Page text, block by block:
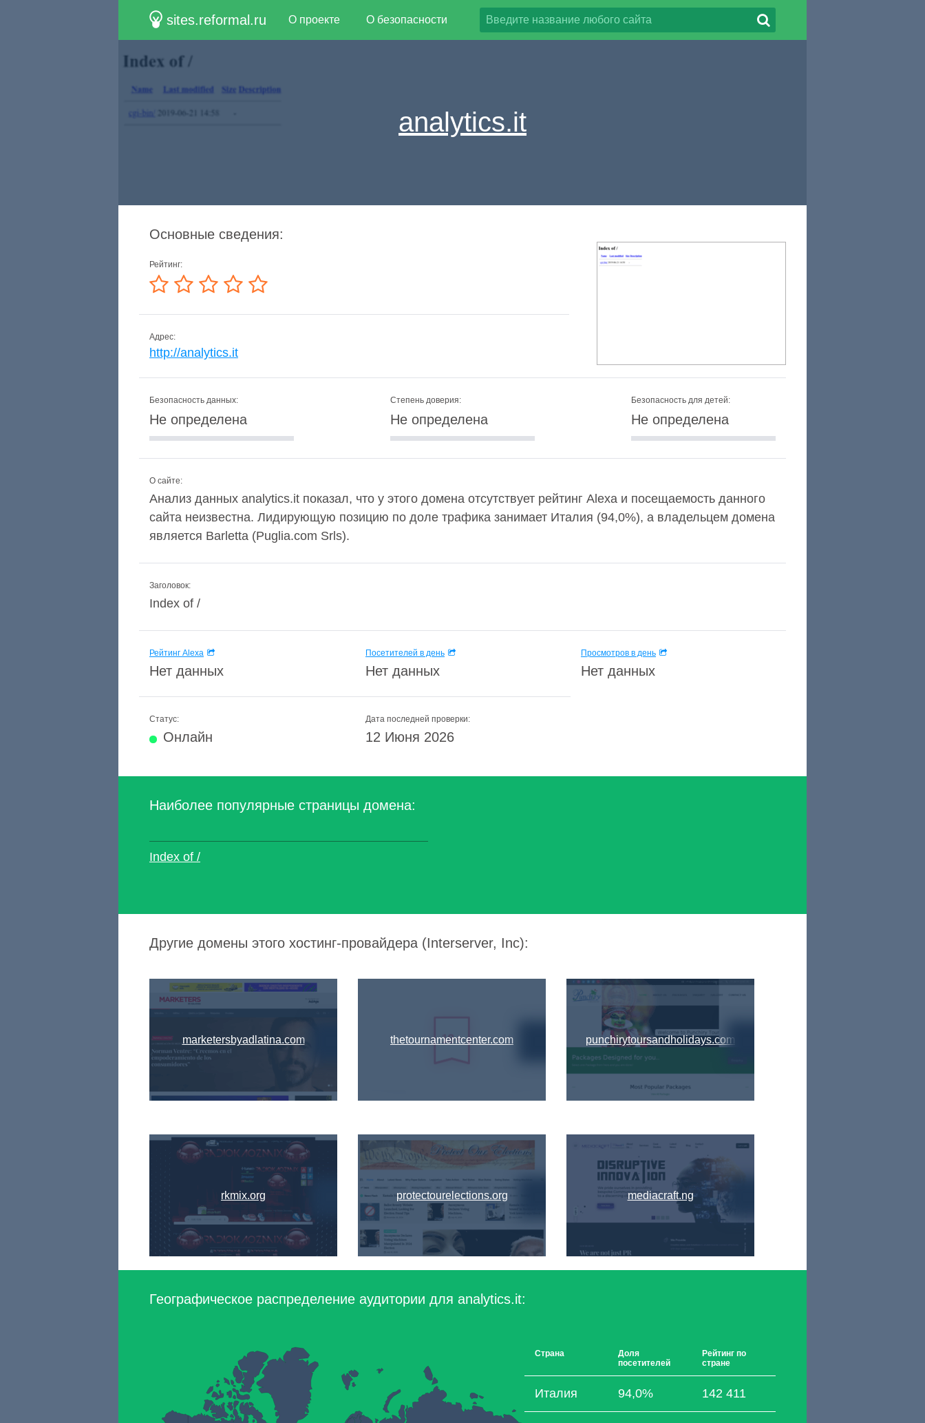
sites.reformal.ru О проекте О безопасности
analytics.it
Основные сведения:
Рейтинг:
Адрес:
http://analytics.it
Безопасность данных:
Не определена
Степень доверия:
Не определена
Безопасность для детей:
Не определена
О сайте:
Анализ данных analytics.it показал, что у этого домена отсутствует рейтинг Alexa и посещаемость данного
сайта неизвестна. Лидирующую позицию по доле трафика занимает Италия (94,0%), а владельцем домена
является Barletta (Puglia.com Srls).
Заголовок:
Index of /
Рейтинг Alexa
Нет данных
Посетителей в день
Нет данных
Просмотров в день
Нет данных
Статус:
Онлайн
Дата последней проверки:
12 Июня 2026
Наиболее популярные страницы домена:
Index of /
Другие домены этого хостинг-провайдера (Interserver, Inc):
marketersbyadlatina.com
rkmix.org
thetournamentcenter.com
protectourelections.org
punchirytoursandholidays.com
mediacraft.ng
Географическое распределение аудитории для analytics.it:
Страна
Доля
посетителей
Рейтинг по
стране
Италия 94,0% 142 411